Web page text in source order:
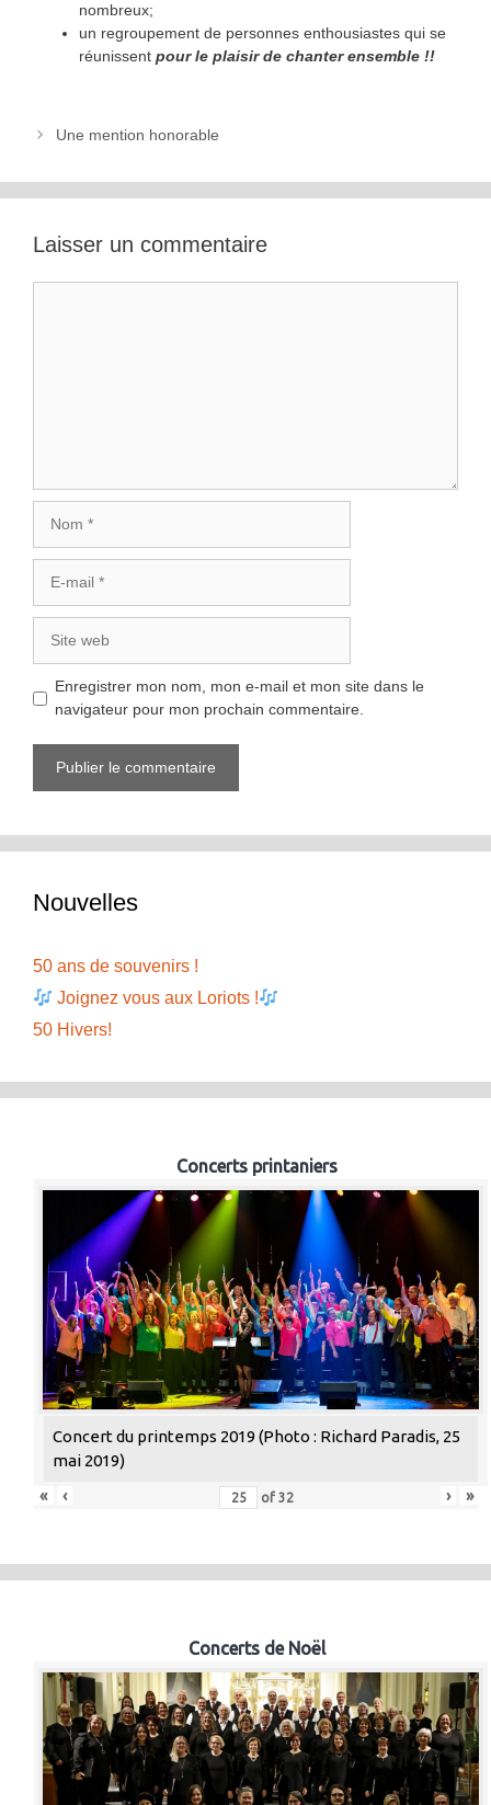
nombreux;
un regroupement de personnes enthousiastes qui se
réunissent pour le plaisir de chanter ensemble !!
Une mention honorable
Laisser un commentaire
mail
web
Enregistrer mon nom, mon e-mail et mon site dans le
navigateur pour mon prochain commentaire.
Nouvelles
50 ans de souvenirs !
Joignez vous aux Loriots !
50 Hivers!
Concerts printaniers
Concert du printemps 2019 (Photo : Richard Paradis, 25
mai 2019)
«
‹ of 32 › »
Concerts de Noël